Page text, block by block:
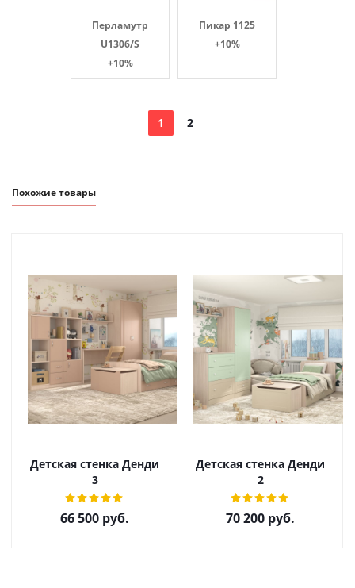
Перламутр
U1306/S
+10%
Пикар 1125
+10%
1 2
Похожие товары
Детская стенка Денди
3
66 500 руб.
Детская стенка Денди
2
70 200 руб.